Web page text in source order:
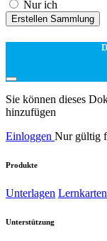
Nur ich
Erstellen Sammlung
Sie können dieses
hinzufügen
Einloggen Nur gültig
Produkte
Unterlagen Lernkarten
Unterstützung